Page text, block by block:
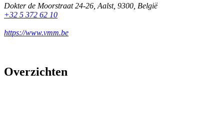
Dokter de Moorstraat 24-26 Aalst, 9300 België
+32 5 372 62 10
https://www.vmm.be
Overzichten